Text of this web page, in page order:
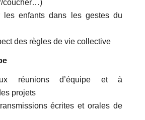
coucher…)
les enfants dans les gestes du
des règles de vie collective
réunions d’équipe et à
projets
écrites et orales de